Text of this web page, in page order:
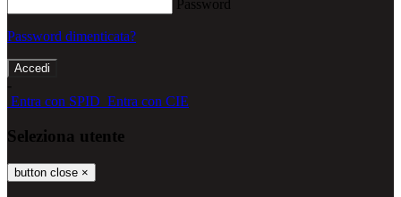
Password
Password dimenticata?
-
Entra con SPID Entra con CIE
Seleziona utente
button close ×